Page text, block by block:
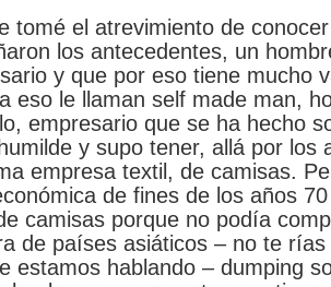
tomé el atrevimiento de
los antecedentes, un
y que por eso tiene mucho
eso le llaman self made man,
empresario que se ha hecho
y supo tener, allá por los
empresa textil, de camisas.
de fines de los años
camisas porque no podía
de países asiáticos – no te
estamos hablando – dumping